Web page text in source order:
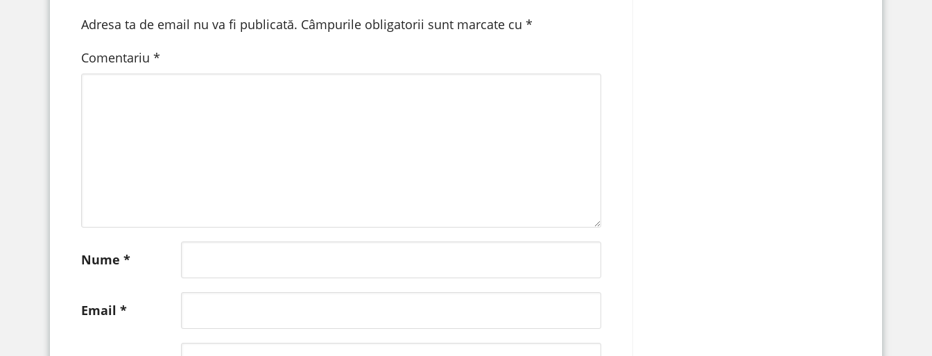
Adresa ta de email nu va fi publicată. Câmpurile obligatorii sunt marcate cu *
Comentariu *
Nume *
Email *